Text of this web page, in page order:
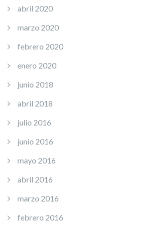
abril 2020
marzo 2020
febrero 2020
enero 2020
junio 2018
abril 2018
julio 2016
junio 2016
mayo 2016
abril 2016
marzo 2016
febrero 2016